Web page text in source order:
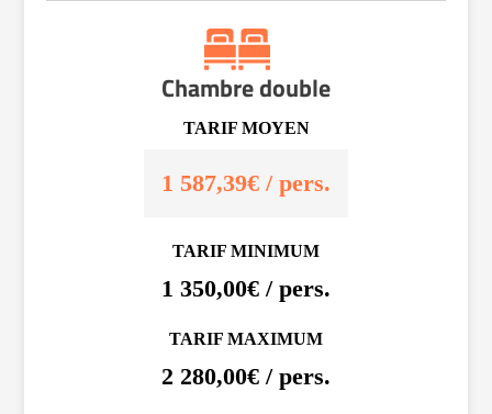
Chambre double
TARIF MOYEN
1 587,39€ / pers.
TARIF MINIMUM
1 350,00€ / pers.
TARIF MAXIMUM
2 280,00€ / pers.